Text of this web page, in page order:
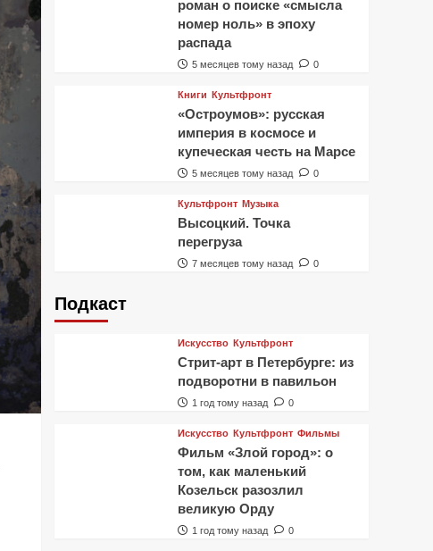
роман о поиске «смысла
номер ноль» в эпоху
распада
5 месяцев тому назад 0
Книги Культфронт
«Остроумов»: русская
империя в космосе и
купеческая честь на Марсе
5 месяцев тому назад 0
Культфронт Музыка
Высоцкий. Точка
перегруза
7 месяцев тому назад 0
Подкаст
Искусство Культфронт
Стрит-арт в Петербурге: из
подворотни в павильон
1 год тому назад 0
Искусство Культфронт Фильмы
Фильм «Злой город»: о
том, как маленький
Козельск разозлил
великую Орду
1 год тому назад 0